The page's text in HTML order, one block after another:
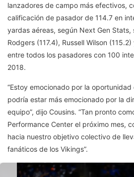
lanzadores de campo más efectivos,
calificación de pasador de 114.7 en
yardas aéreas, según Next Gen Stats,
Rodgers (117.4), Russell Wilson
entre todos los pasadores con 100
2018.
“Estoy emocionado por la
podría estar más emocionado por la
equipo”, dijo Cousins. “Tan pronto
Performance Center el próximo mes,
hacia nuestro objetivo colectivo de
fanáticos de los Vikings”.